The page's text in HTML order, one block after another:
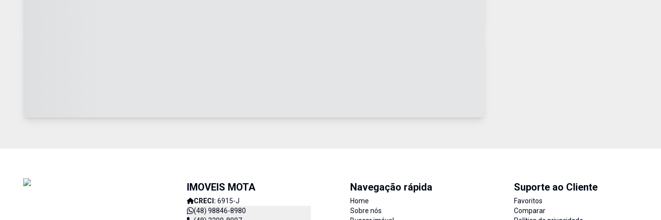
IMOVEIS MOTA
CRECI: 6915-J
(48) 98846-8980
Navegação rápida
Home
Sobre nós
Suporte ao Cliente
Favoritos
Comparar